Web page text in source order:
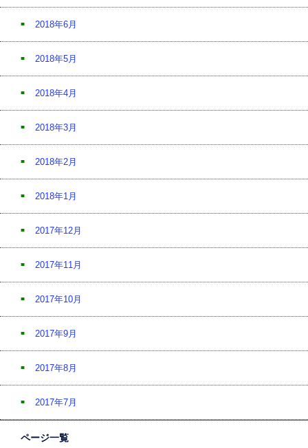
2018年6月
2018年5月
2018年4月
2018年3月
2018年2月
2018年1月
2017年12月
2017年11月
2017年10月
2017年9月
2017年8月
2017年7月
ページ一覧